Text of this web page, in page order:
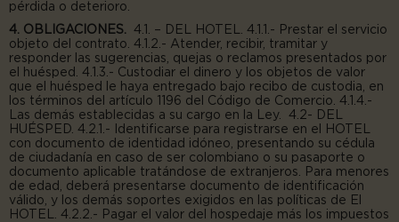
pérdida o deterioro.
4. OBLIGACIONES. 4.1. – DEL HOTEL. 4.1.1.- Prestar el servicio
objeto del contrato. 4.1.2.- Atender, recibir, tramitar y
responder las sugerencias, quejas o reclamos presentados por
el huésped. 4.1.3.- Custodiar el dinero y los objetos de valor
que el huésped le haya entregado bajo recibo de custodia, en
los términos del artículo 1196 del Código de Comercio. 4.1.4.-
Las demás establecidas a su cargo en la Ley. 4.2- DEL
HUÉSPED. 4.2.1.- Identificarse para registrarse en el HOTEL
con documento de identidad idóneo, presentando su cédula
de ciudadanía en caso de ser colombiano o su pasaporte o
documento aplicable tratándose de extranjeros. Para menores
de edad, deberá presentarse documento de identificación
válido, y los demás soportes exigidos en las políticas de El
HOTEL. 4.2.2.- Pagar el valor del hospedaje más los impuestos